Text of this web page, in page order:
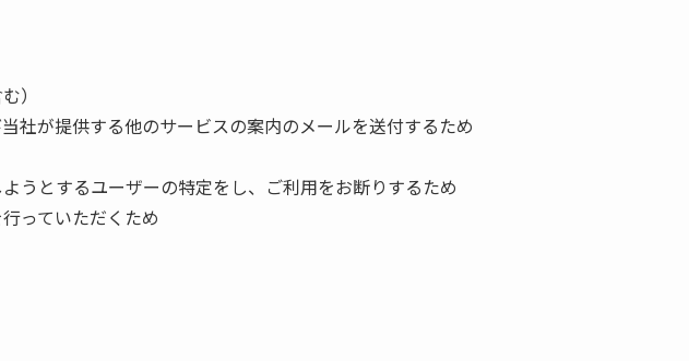
）
社が提供する他のサービスの案内のメールを送付するため
うとするユーザーの特定をし、ご利用をお断りするため
っていただくため